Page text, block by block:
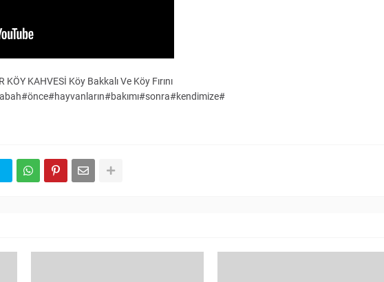
KAHVESİ Köy Bakkalı Ve Köy Fırını